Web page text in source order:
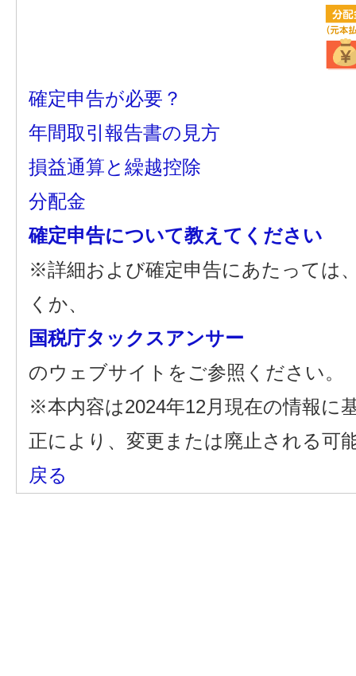
確定申告が必要？
年間取引報告書の見方
損益通算と繰越控除
分配金
確定申告について教えてください
※詳細および確定申告にあたっては
くか、
国税庁タックスアンサー
のウェブサイトをご参照ください。
※本内容は2024年12月現在の情報に
正により、変更または廃止される可
戻る